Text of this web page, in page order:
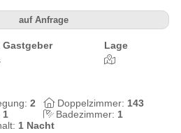
auf Anfrage
Lage
2 Doppelzimmer: 143
1 Badezimmer: 1
1 Nacht